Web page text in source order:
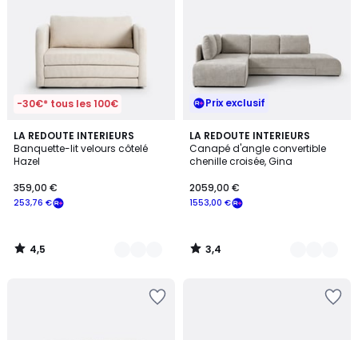
-30€* tous les 100€
LA REDOUTE INTERIEURS
Banquette-lit velours côtelé
Hazel
253,76 €
359,00 €
4,5
/ 5
2
Couleurs
4,5
/
Prix exclusif
LA REDOUTE INTERIEURS
Canapé d'angle convertible
chenille croisée, Gina
1553,00 €
2059,00 €
3,4
/ 5
5
Couleurs
3,4
/